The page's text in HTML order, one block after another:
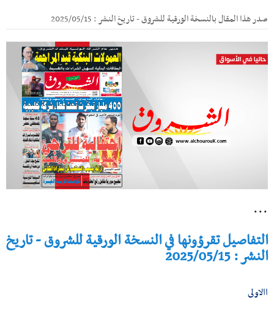
صدر هذا المقال بالنسخة الورقية للشروق - تاريخ النشر : 2025/05/15
...
التفاصيل تقرؤونها في النسخة الورقية للشروق - تاريخ
النشر : 2025/05/15
االاولى